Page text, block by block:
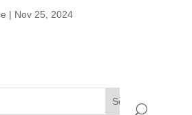
| Nov 25, 2024
Search